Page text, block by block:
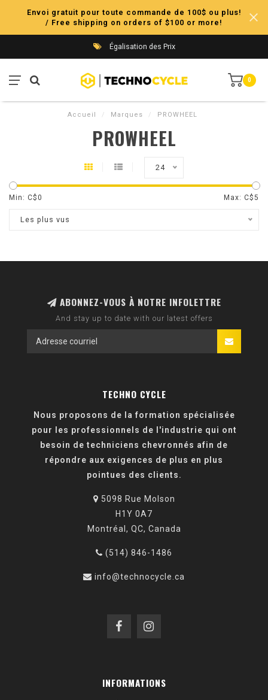
Envoi gratuit pour toute commande de 100$ ou plus!
/ Free shipping on orders of $100 or more!
Égalisation des Prix
0
Accueil / Marques / PROWHEEL
PROWHEEL
24
Min: C$0 Max: C$5
Les plus vus
ABONNEZ-VOUS À NOTRE INFOLETTRE
And stay up to date with our latest offers
TECHNO CYCLE
Nous proposons de la formation spécialisée
pour les professionnels de l'industrie qui ont
besoin de techniciens chevronnés afin de
répondre aux exigences de plus en plus
pointues des clients.
5098 Rue Molson
H1Y 0A7
Montréal, QC, Canada
(514) 846-1486
info@technocycle.ca
INFORMATIONS